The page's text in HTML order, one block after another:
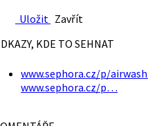
Uložit Zavřít
KDE TO SEHNAT
www.sephora.cz/p/
www.sephora.cz/p…